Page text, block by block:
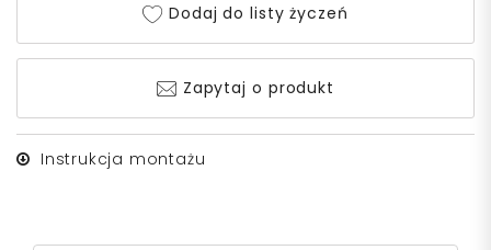
Dodaj do listy życzeń
Zapytaj o produkt
Instrukcja montażu